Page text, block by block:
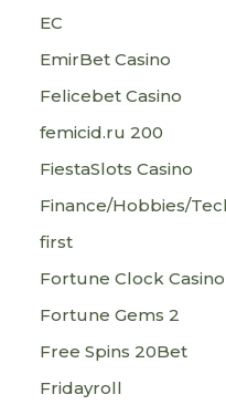
EC
EmirBet Casino
Felicebet Casino
femicid.ru 200
FiestaSlots Casino
Finance/Hobbies/
first
Fortune Clock Casino
Fortune Gems 2
Free Spins 20Bet
Fridayroll